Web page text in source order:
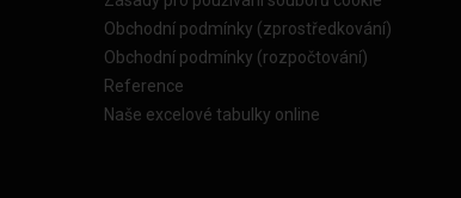
Obchodní podmínky (zprostředkování)
Obchodní podmínky (rozpočtování)
Reference
Naše excelové tabulky online